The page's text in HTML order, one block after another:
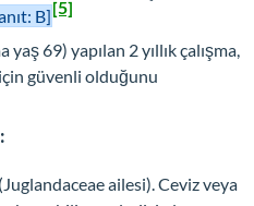
B][5]
69) yapılan 2 yıllık çalışma,
güvenli olduğunu
ailesi). Ceviz veya